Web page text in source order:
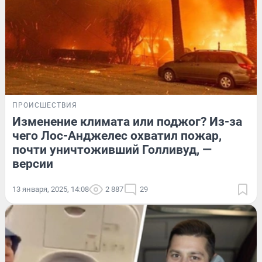
ПРОИСШЕСТВИЯ
Изменение климата или поджог? Из-за
чего Лос-Анджелес охватил пожар,
почти уничтоживший Голливуд, —
версии
13 января, 2025, 14:08 2 887 29